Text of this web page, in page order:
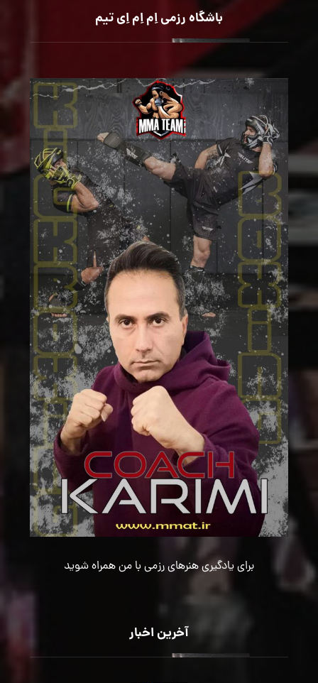
باشگاه رزمی اِم اِم اِی تیم
برای یادگیری هنرهای رزمی با من همراه شوید
آخرین اخبار